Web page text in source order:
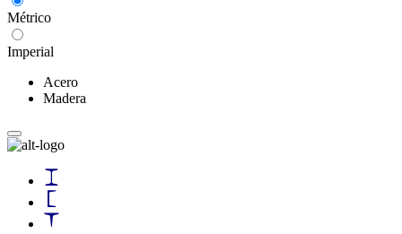
Métrico
Imperial
Acero
Madera